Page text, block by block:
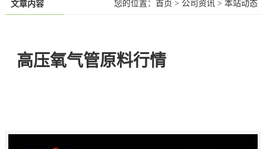
文章内容 您的位置： 首页 > 公司资讯 > 本站动态
高压氧气管原料行情